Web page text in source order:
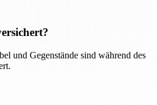
und Gegenstände sind während des